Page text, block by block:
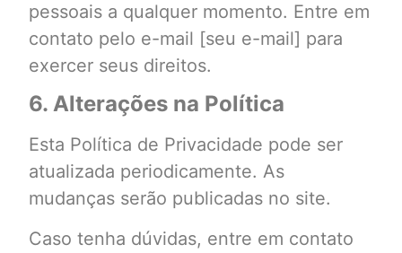
pessoais a qualquer momento. Entre em
contato pelo e-mail [seu e-mail] para
exercer seus direitos.
6. Alterações na Política
Esta Política de Privacidade pode ser
atualizada periodicamente. As
mudanças serão publicadas no site.
Caso tenha dúvidas, entre em contato